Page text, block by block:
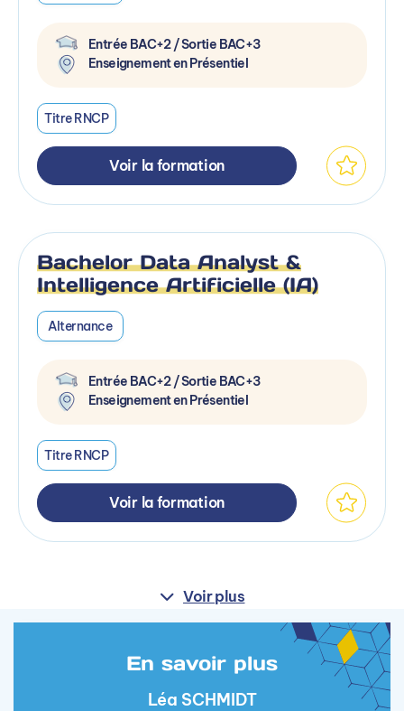
Entrée BAC+2 / Sortie BAC+3
Enseignement en Présentiel
Titre RNCP
Voir la formation
Bachelor Data Analyst &
Intelligence Artificielle (IA)
Alternance
Entrée BAC+2 / Sortie BAC+3
Enseignement en Présentiel
Titre RNCP
Voir la formation
Voir plus
En savoir plus
Léa SCHMIDT